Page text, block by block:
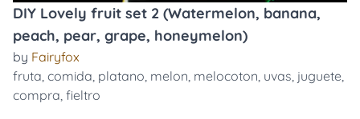
DIY Lovely fruit set 2 (Watermelon, banana,
peach, pear, grape, honeymelon)
by Fairyfox
fruta, comida, platano, melon, melocoton, uvas, juguete,
compra, fieltro